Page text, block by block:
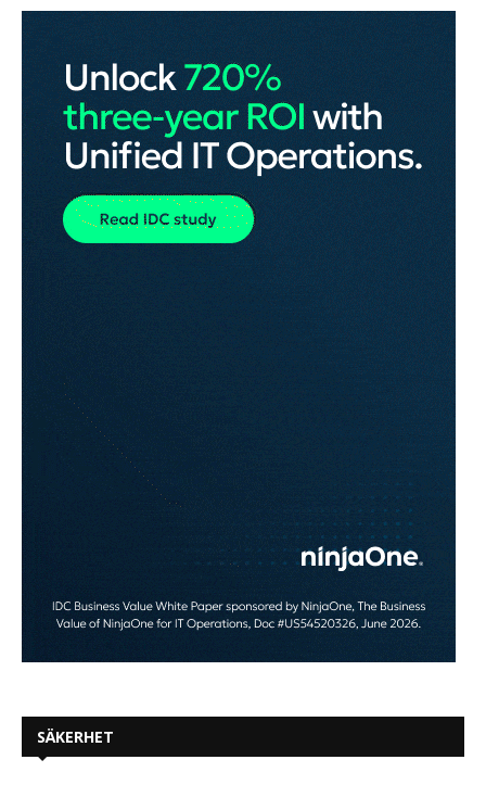
SÄKERHET